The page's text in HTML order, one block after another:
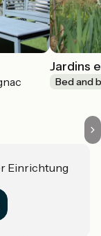
Jardins
Bed and
Einrichtung